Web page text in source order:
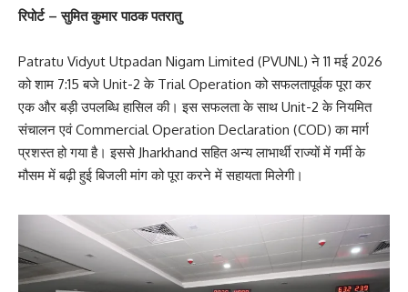
रिपोर्ट – सुमित कुमार पाठक पतरातु
Patratu Vidyut Utpadan Nigam Limited (PVUNL) ने 11 मई 2026
को शाम 7:15 बजे Unit-2 के Trial Operation को सफलतापूर्वक पूरा कर
एक और बड़ी उपलब्धि हासिल की। इस सफलता के साथ Unit-2 के नियमित
संचालन एवं Commercial Operation Declaration (COD) का मार्ग
प्रशस्त हो गया है। इससे Jharkhand सहित अन्य लाभार्थी राज्यों में गर्मी के
मौसम में बढ़ी हुई बिजली मांग को पूरा करने में सहायता मिलेगी।